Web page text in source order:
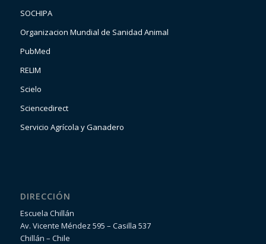
SOCHIPA
Organizacion Mundial de Sanidad Animal
PubMed
RELIM
Scielo
Sciencedirect
Servicio Agrícola y Ganadero
DIRECCIÓN
Escuela Chillán
Av. Vicente Méndez 595 – Casilla 537
Chillán – Chile